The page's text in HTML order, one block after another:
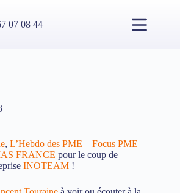
07 08 44
, L’Hebdo des PME – Focus PME
FRANCE pour le coup de
INOTEAM !